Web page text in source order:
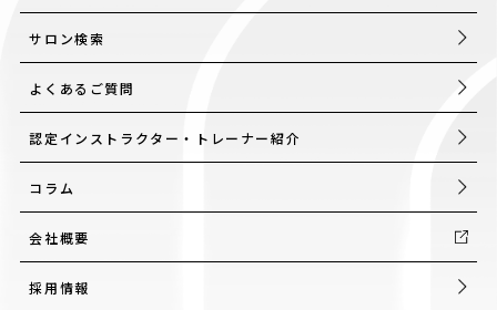
サロン検索
よくあるご質問
認定インストラクター・トレーナー紹介
コラム
会社概要
採用情報